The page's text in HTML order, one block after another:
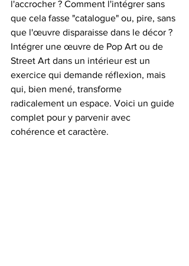
l'accrocher ? Comment l'intégrer sans
que cela fasse "catalogue" ou, pire, sans
que l'œuvre disparaisse dans le décor ?
Intégrer une œuvre de Pop Art ou de
Street Art dans un intérieur est un
exercice qui demande réflexion, mais
qui, bien mené, transforme
radicalement un espace. Voici un guide
complet pour y parvenir avec
cohérence et caractère.